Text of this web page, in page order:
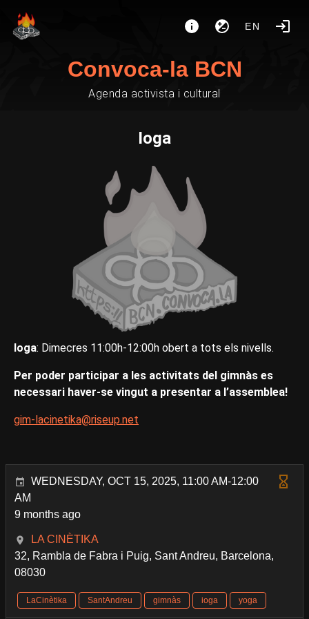
EN
Convoca-la BCN
Agenda activista i cultural
Ioga
Ioga: Dimecres 11:00h-12:00h obert a tots els nivells.
Per poder participar a les activitats del gimnàs es
necessari haver-se vingut a presentar a l’assemblea!
gim-lacinetika@riseup.net
WEDNESDAY, OCT 15, 2025, 11:00 AM-12:00
AM
9 months ago
LA CINÈTIKA
32, Rambla de Fabra i Puig, Sant Andreu, Barcelona,
08030
LaCinètika SantAndreu gimnàs ioga yoga